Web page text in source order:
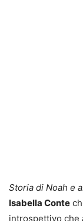
Storia di Noah e
Isabella Conte
introspettivo che